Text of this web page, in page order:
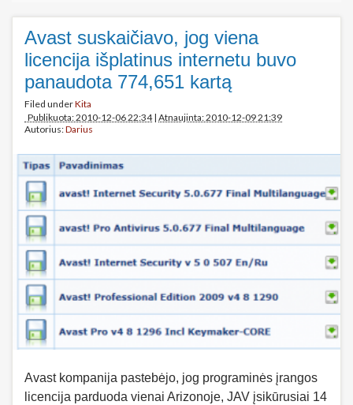
Avast suskaičiavo, jog viena
licencija išplatinus internetu buvo
panaudota 774,651 kartą
Filed underKita
Publikuota: 2010-12-06 22:34| Atnaujinta: 2010-12-09 21:39
Autorius:Darius
Avast kompanija pastebėjo, jog programinės įrangos
licencija parduoda vienai Arizonoje, JAV įsikūrusiai 14